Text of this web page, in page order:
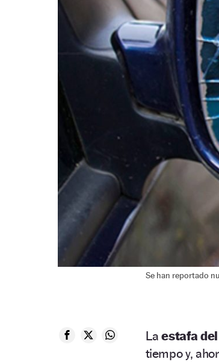
Se han reportado
Laestafa
tiempo y,